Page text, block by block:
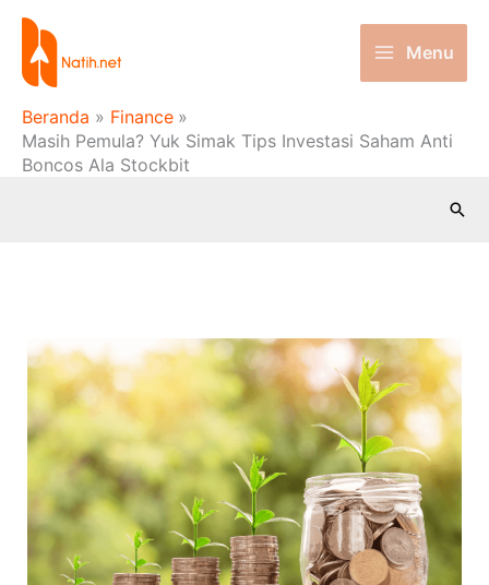
Lewati
konten
Menu
Beranda
Finance
Masih Pemula? Yuk Simak Tips Investasi Saham Anti
Boncos Ala Stockbit
Cari